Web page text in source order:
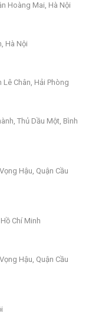
Hoàng Mai, Hà Nội
Hà Nội
Lê Chân, Hải Phòng
Thủ Dầu Một, Bình
Hậu, Quận Cầu
Chí Minh
Hậu, Quận Cầu